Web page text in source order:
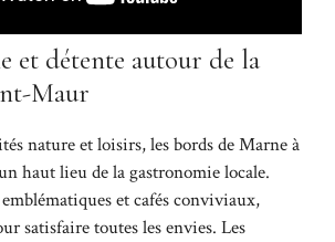
et détente autour de la
Maur
nature et loisirs, les bords de Marne à
haut lieu de la gastronomie locale.
et cafés conviviaux,
satisfaire toutes les envies. Les